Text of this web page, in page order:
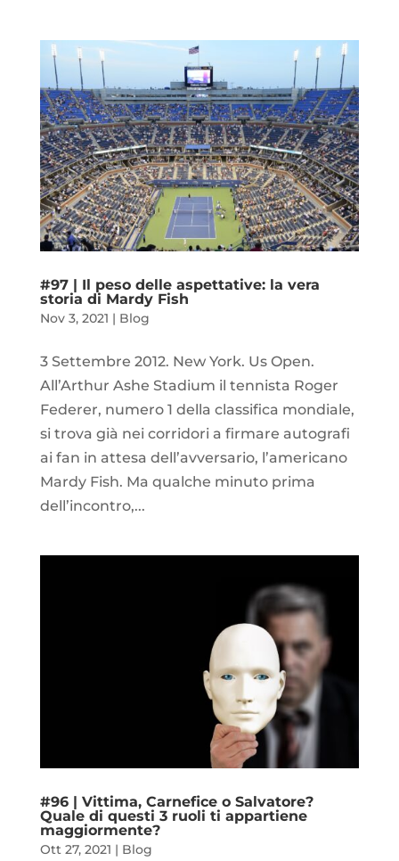
#97 | Il peso delle aspettative: la vera
storia di Mardy Fish
Nov 3, 2021 | Blog
3 Settembre 2012. New York. Us Open.
All’Arthur Ashe Stadium il tennista Roger
Federer, numero 1 della classifica mondiale,
si trova già nei corridori a firmare autografi
ai fan in attesa dell’avversario, l’americano
Mardy Fish. Ma qualche minuto prima
dell’incontro,...
#96 | Vittima, Carnefice o Salvatore?
Quale di questi 3 ruoli ti appartiene
maggiormente?
Ott 27, 2021 | Blog